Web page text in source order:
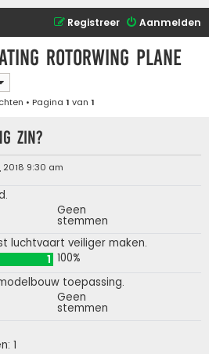
Aanmelden
Registreer
Rotorwing plane
• Pagina 1 van 1
zin?
9:30 am
Geen
stemmen
luchtvaart veiliger maken.
1 100%
toepassing.
Geen
stemmen
1